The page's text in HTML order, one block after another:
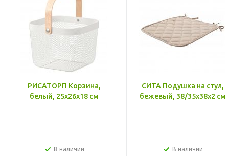
РИСАТОРП Корзина,
белый, 25x26x18 см
В наличии
СИТА Подушка на стул,
бежевый, 38/35x38x2 см
В наличии